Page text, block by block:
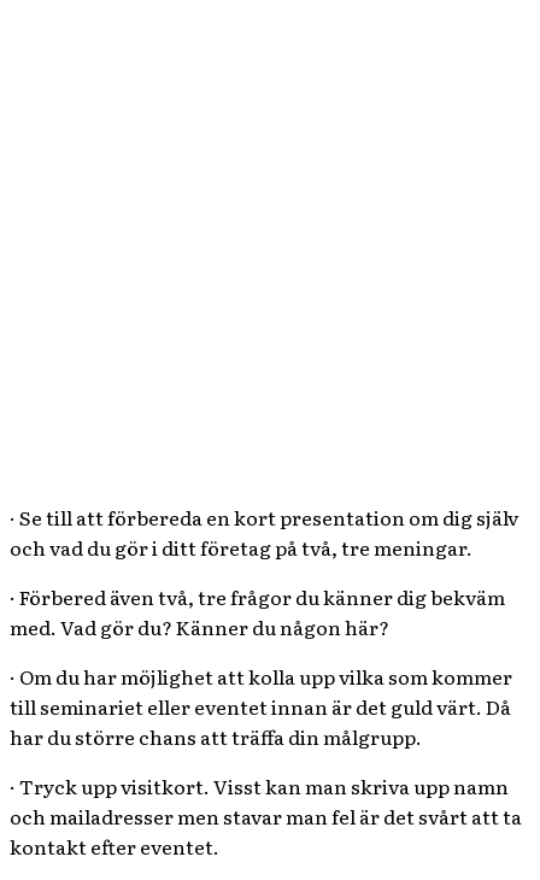
· Se till att förbereda en kort presentation om dig själv
och vad du gör i ditt företag på två, tre meningar.
· Förbered även två, tre frågor du känner dig bekväm
med. Vad gör du? Känner du någon här?
· Om du har möjlighet att kolla upp vilka som kommer
till seminariet eller eventet innan är det guld värt. Då
har du större chans att träffa din målgrupp.
· Tryck upp visitkort. Visst kan man skriva upp namn
och mailadresser men stavar man fel är det svårt att ta
kontakt efter eventet.